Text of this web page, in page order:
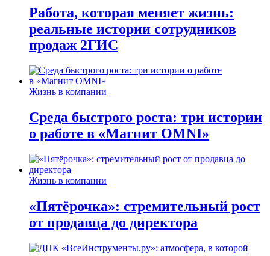
Работа, которая меняет жизнь:
реальные истории сотрудников
продаж 2ГИС
Жизнь в компании
Среда быстрого роста: три истории
о работе в «Магнит OMNI»
Жизнь в компании
«Пятёрочка»: стремительный рост
от продавца до директора